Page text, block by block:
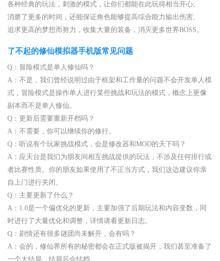
各种经典的玩法，刺激的模式，让你们都能在此玩得相当开心;
消磨了更多的时间，还能保证角色能够提高综合能力输出伤害;
追求更高的梦想而努力，收集大量的装备，消灭更多世界BOSS。
了不起的修仙模拟器手机版常见问题
Q：冒险模式是单人修仙吗？
A：不是，我们曾经说明过由于框架和工作量的问题不会开发单人模
式，冒险模式是操作单人进行某些挑战和玩法的模式，概念上更像
副本而不是单人修仙。
Q：更新后需要重新开档吗？
A：不需要，你可以继续你的修行。
Q：听说有个玩家挑战模式，会是修改器和MOD的天下吗？
A：应天台是我们为朋友间相互挑战提供的玩法，不涉及任何排行或
者比赛性质。你的朋友如果使用了不正当方式，我们这边建议你亲
自上门进行关闭。
Q：主要更新了什么？
A：1.0是一个偏优化的更新，主要加强了后期玩法和内容变数，同
时进行了大量优化和调整，详情请看更新日志。
Q：剧情还有很多谜团尚未解开，会有吗？
A：会的，修仙界所有的秘密都会在正式版被揭开，我们甚至准备了
一个大结局，结局后会结档。